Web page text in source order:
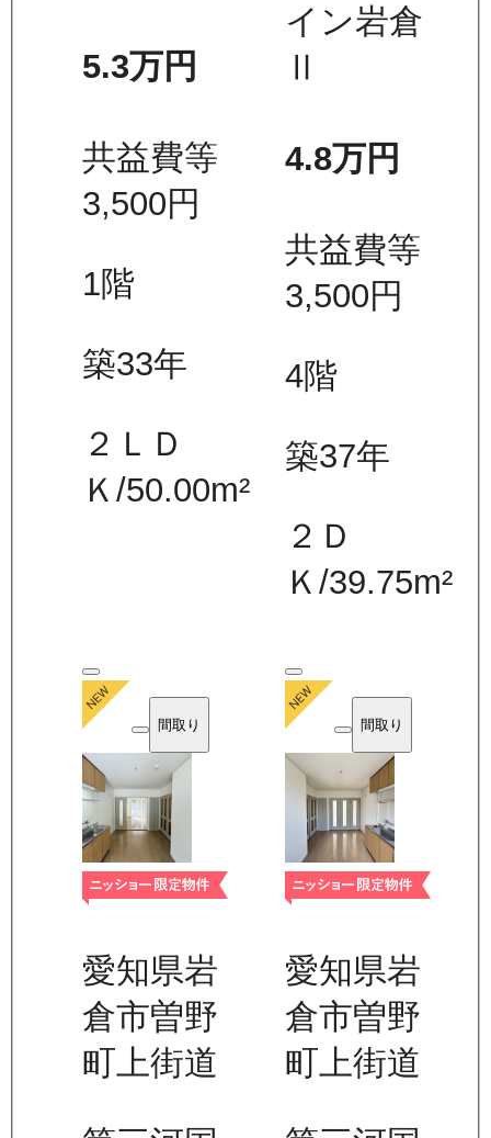
5.3万円
共益費等
3,500円
1階
築33年
２ＬＤ
Ｋ/50.00m²
イン岩倉
Ⅱ
4.8万円
共益費等
3,500円
4階
築37年
２Ｄ
Ｋ /39.75m²
間取り
愛知県岩
倉市曽野
町上街道
間取り
愛知県岩
倉市曽野
町上街道